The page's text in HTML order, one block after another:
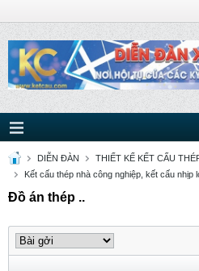
DIỄN ĐÀN
THIẾT KẾ KẾT CẤU
Kết cấu thép nhà công nghiệp, kết cấu nhịp
Đồ án thép ..